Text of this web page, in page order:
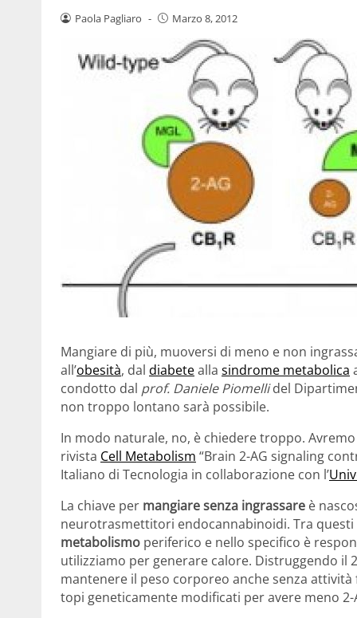
Paola Pagliaro - Marzo 8, 2012
Mangiare di più, muoversi di meno e non
all’obesità, dal diabetealla sindrome metabolica
condotto dal prof. Daniele Piomellidel
non troppo lontano sarà possibile.
In modo naturale, no, è chiedere troppo.
rivista Cell Metabolism “Brain 2-AG signaling
Italiano di Tecnologia in collaborazione con l’
La chiave per mangiare senza ingrassare è
neurotrasmettitori endocannabinoidi. Tra questi
metabolismo periferico e nello specifico è
utilizziamo per generare calore. Distruggendo il
mantenere il peso corporeo anche senza
topi geneticamente modificati per avere meno